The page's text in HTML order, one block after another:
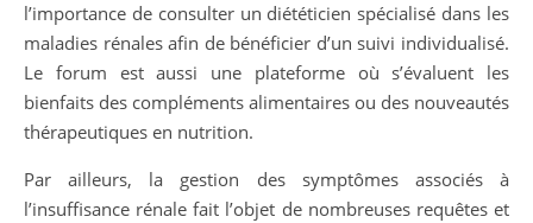
l’importance de consulter un diététicien spécialisé dans les
maladies rénales afin de bénéficier d’un suivi individualisé.
Le forum est aussi une plateforme où s’évaluent les
bienfaits des compléments alimentaires ou des nouveautés
thérapeutiques en nutrition.
Par ailleurs, la gestion des symptômes associés à
l’insuffisance rénale fait l’objet de nombreuses requêtes et